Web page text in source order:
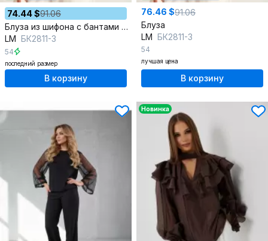
74.44 $91.06
Блуза из шифона с бантами и объемными рукавами для элегантности
LM БК2811-3
54
последний размер
В корзину
76.46 $91.06
Блуза
LM БК2811-3
54
лучшая цена
В корзину
Новинка